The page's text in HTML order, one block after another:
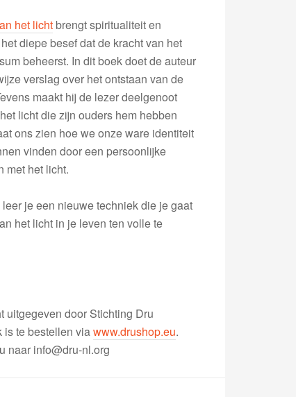
het licht brengt spiritualiteit en
diepe besef dat de kracht van het
beheerst. In dit boek doet de auteur
verslag over het ontstaan van de
maakt hij de lezer deelgenoot
licht die zijn ouders hem hebben
ons zien hoe we onze ware identiteit
vinden door een persoonlijke
met het licht.
je een nieuwe techniek die je gaat
het licht in je leven ten volle te
uitgegeven door Stichting Dru
is te bestellen viawww.drushop.eu.
naar info@dru-nl.org